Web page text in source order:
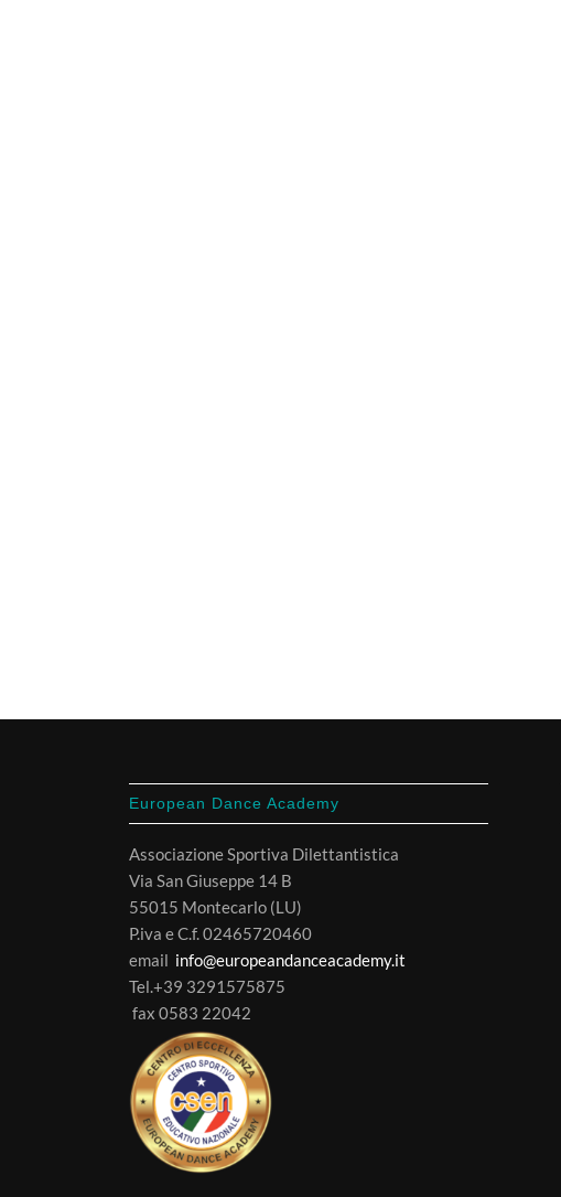
European Dance Academy
Associazione Sportiva Dilettantistica
Via San Giuseppe 14 B
55015 Montecarlo (LU)
P.iva e C.f. 02465720460
email info@europeandanceacademy.it
Tel.+39 3291575875
fax 0583 22042